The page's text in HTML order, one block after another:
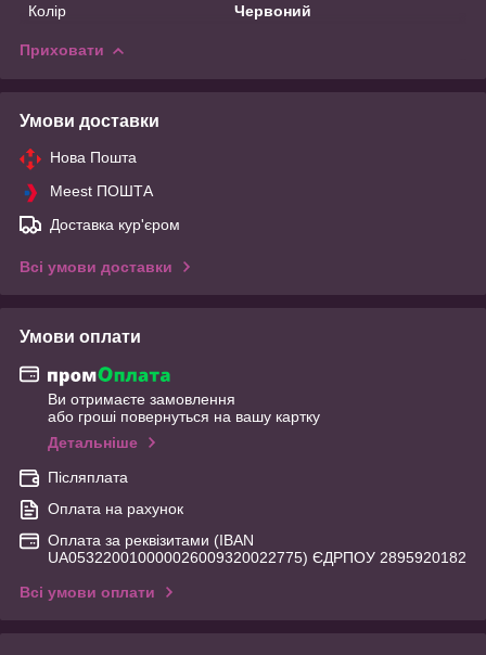
Колір
Червоний
Приховати
Умови доставки
Нова Пошта
Meest ПОШТА
Доставка кур'єром
Всі умови доставки
Умови оплати
Ви отримаєте замовлення
або гроші повернуться на вашу картку
Детальніше
Післяплата
Оплата на рахунок
Оплата за реквізитами (IBAN
UA053220010000026009320022775) ЄДРПОУ 2895920182
Всі умови оплати